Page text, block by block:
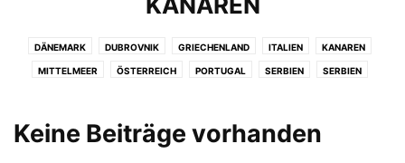
DÄNEMARK DUBROVNIK GRIECHENLAND ITALIEN KANAREN
MITTELMEER ÖSTERREICH PORTUGAL SERBIEN SERBIEN
Keine Beiträge vorhanden